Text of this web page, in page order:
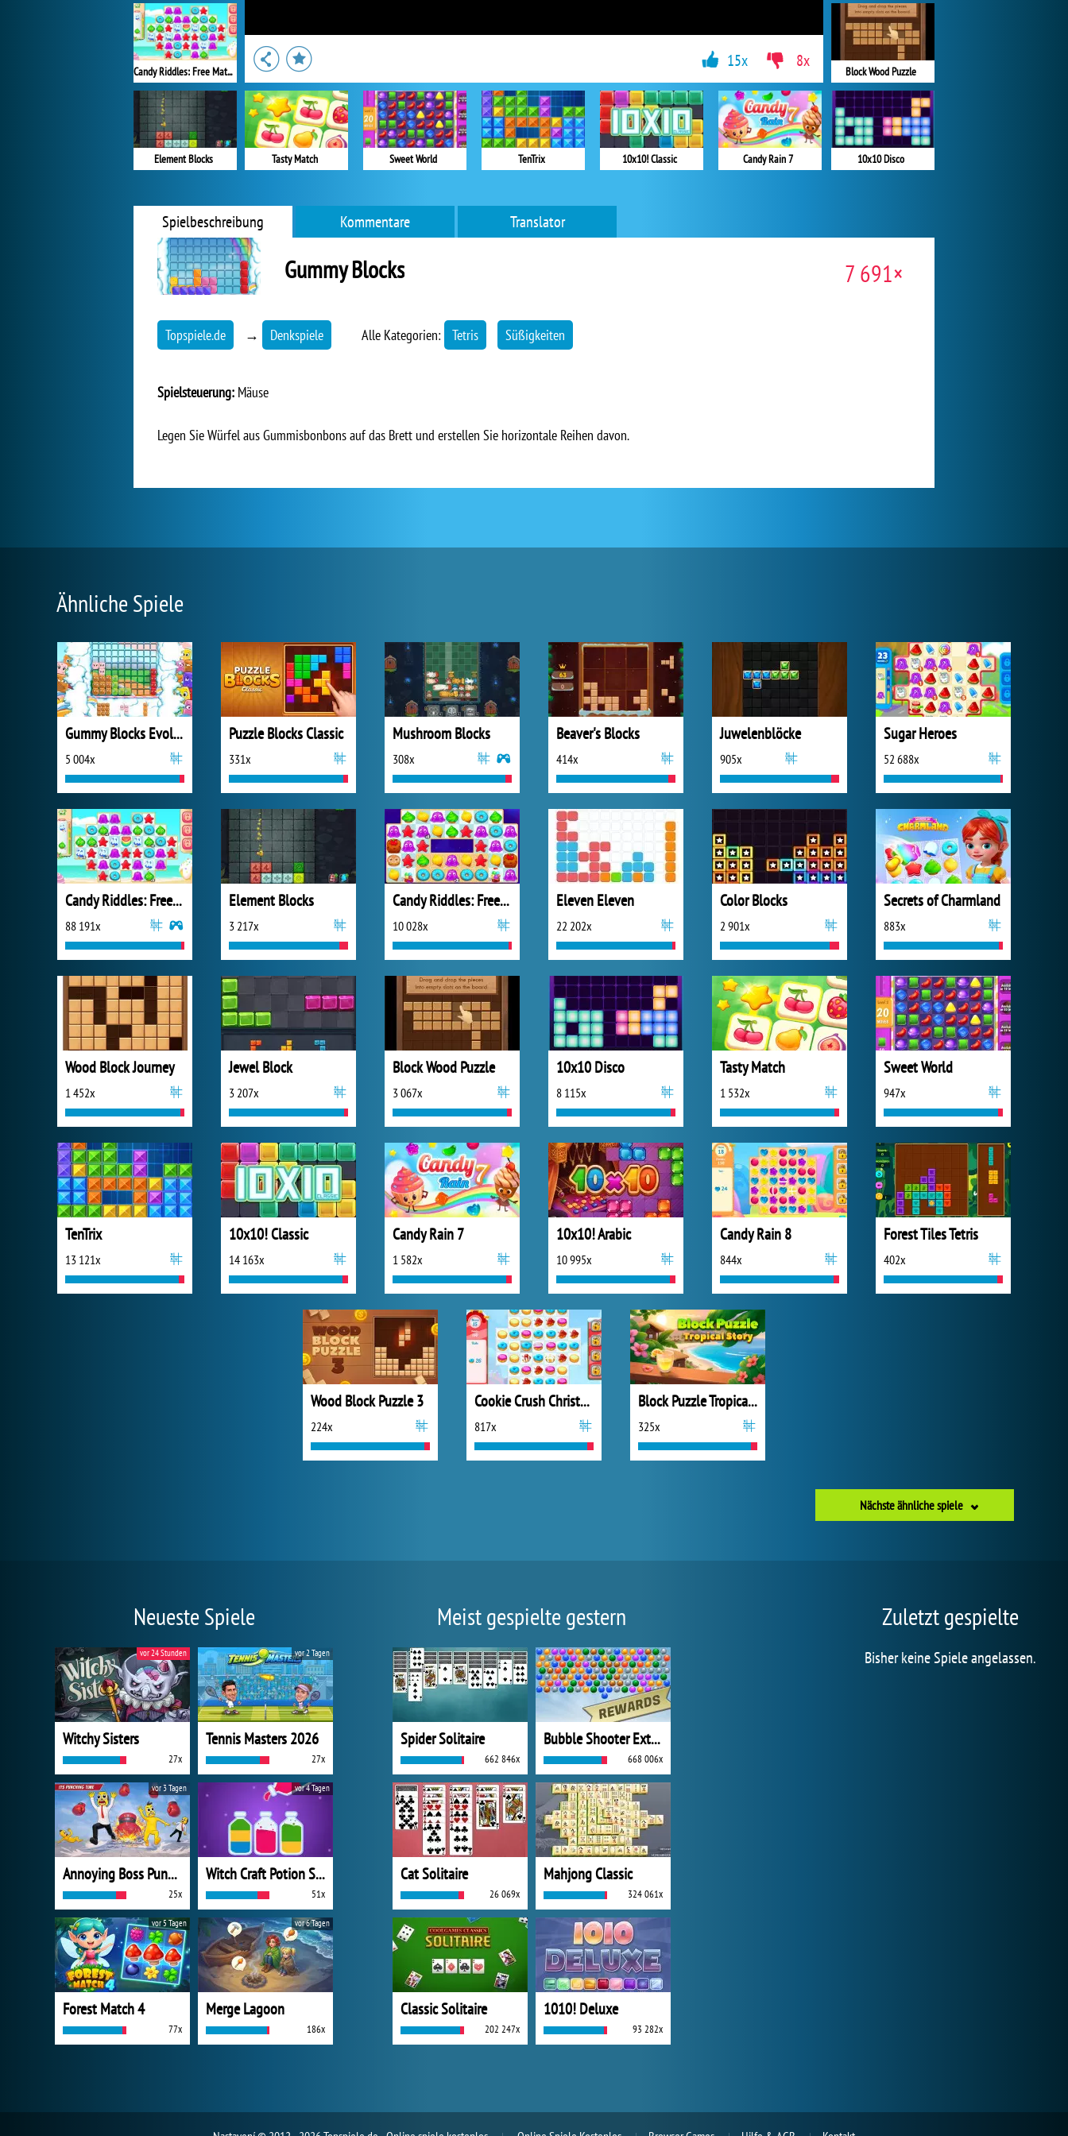
Candy Riddles: Free Match 3 Puzzle
Element Blocks
Block Wood Puzzle
10x10 Disco
Tasty Match Sweet World TenTrix 10x10! Classic Candy Rain 7
15x 8x
Spielbeschreibung Kommentare Translator
Gummy Blocks 7 691×
Topspiele.de → Denkspiele Alle Kategorien: Tetris Süßigkeiten
Spielsteuerung: Mäuse
Legen Sie Würfel aus Gummisbonbons auf das Brett und erstellen Sie horizontale Reihen davon.
Ähnliche Spiele
Gummy Blocks Evolution
5 004x
Puzzle Blocks Classic
331x
Mushroom Blocks
308x
Beaver's Blocks
414x
Juwelenblöcke
905x
Sugar Heroes
52 688x
Candy Riddles: Free Match 3 Puzzle
88 191x
Element Blocks
3 217x
Candy Riddles: Free Match 3 Puzzle
10 028x
Eleven Eleven
22 202x
Color Blocks
2 901x
Secrets of Charmland
883x
Wood Block Journey
1 452x
Jewel Block
3 207x
Block Wood Puzzle
3 067x
10x10 Disco
8 115x
Tasty Match
1 532x
Sweet World
947x
TenTrix
13 121x
10x10! Classic
14 163x
Candy Rain 7
1 582x
10x10! Arabic
10 995x
Candy Rain 8
844x
Forest Tiles Tetris
402x
Wood Block Puzzle 3
224x
Cookie Crush Christmas 2
817x
Block Puzzle Tropical Story
325x
Nächste ähnliche spiele
Neueste Spiele
Witchy Sisters
27x
vor 24 Stunden
Tennis Masters 2026
27x
vor 2 Tagen
Annoying Boss Punch Game
25x
vor 3 Tagen
Witch Craft Potion Sort
51x
vor 4 Tagen
Forest Match 4
77x
vor 5 Tagen
Merge Lagoon
186x
vor 6 Tagen
Meist gespielte gestern
Spider Solitaire
662 846x
Bubble Shooter Extreme
668 006x
Cat Solitaire
26 069x
Mahjong Classic
324 061x
Classic Solitaire
202 247x
1010! Deluxe
93 282x
Zuletzt gespielte
Bisher keine Spiele angelassen.